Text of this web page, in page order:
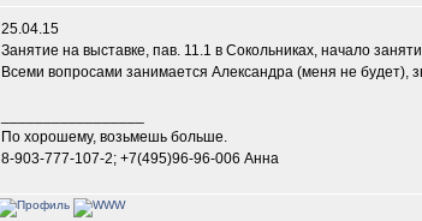
25.04.15
Занятие на выставке, пав. 11.1 в Сокольниках, начало
Всеми вопросами занимается Александра (меня не будет),
По хорошему, возьмешь больше.
8-903-777-107-2; +7(495)96-96-006 Анна